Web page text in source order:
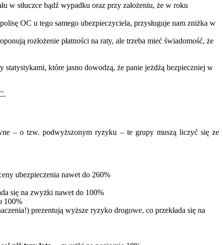
w stłuczce bądź wypadku oraz przy założeniu, że w roku
OC u tego samego ubezpieczyciela, przysługuje nam zniżka w
rozłożenie płatności na raty, ale trzeba mieć świadomość, że
które jasno dowodzą, że panie jeżdżą bezpieczniej w
– o tzw. podwyższonym ryzyku – te grupy muszą liczyć się ze
ubezpieczenia nawet do 260%
się na zwyżki nawet do 100%
100%
prezentują wyższe ryzyko drogowe, co przekłada się na